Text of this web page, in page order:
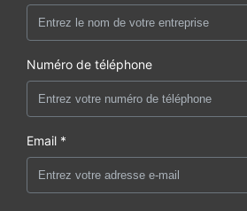
Numéro de téléphone
Email *